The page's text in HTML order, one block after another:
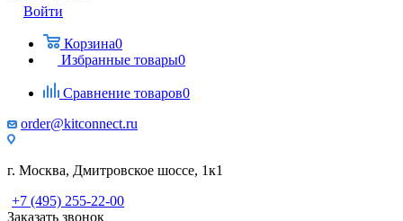
Войти
Корзина0
Избранные товары0
Сравнение товаров0
order@kitconnect.ru
г. Москва, Дмитровское шоссе, 1к1
+7 (495) 255-22-00
Заказать звонок